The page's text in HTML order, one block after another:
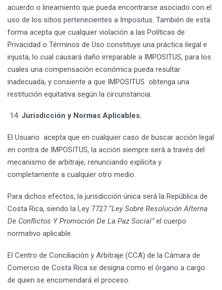
acuerdo o lineamiento que pueda encontrarse asociado con el
uso de los sitios pertenecientes a Impositus. También de esta
forma acepta que cualquier violación a las Políticas de
Privacidad o Términos de Uso constituye una práctica ilegal e
injusta, lo cual causará daño irreparable a IMPOSITUS, para los
cuales una compensación económica pueda resultar
inadecuada, y consiente a que IMPOSITUS obtenga una
restitución equitativa según la circunstancia.
Jurisdicción y Normas Aplicables.
El Usuario acepta que en cualquier caso de buscar acción legal
en contra de IMPOSITUS, la acción siempre será a través del
mecanismo de arbitraje, renunciando explicita y
completamente a cualquier otro medio.
Para dichos efectos, la jurisdicción única será la República de
Costa Rica, siendo la Ley 7727 “Ley Sobre Resolución Alterna
De Conflictos Y Promoción De La Paz Social”el cuerpo
normativo aplicable.
El Centro de Conciliación y Arbitraje (CCA) de la Cámara de
Comercio de Costa Rica se designa como el órgano a cargo
de quien se encomendará el proceso.